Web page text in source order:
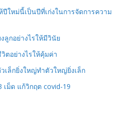
ใหม่นี้เป็นปีที่เก่งในการจัดการความ
ลูกอย่างไรให้มีวินัย
ตอย่างไรให้คุ้มค่า
เล็กยิ่งใหญ่ทำตัวใหญ่ยิ่งเล็ก
เม็ด แก้วิกฤต covid-19